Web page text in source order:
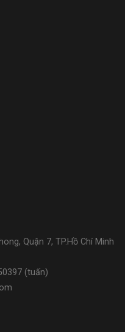
Quận 7, TP.Hồ Chí Minh
(tuấn)